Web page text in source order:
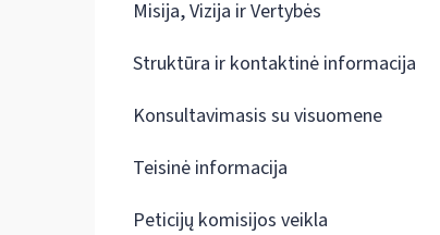
Misija, Vizija ir Vertybės
Struktūra ir kontaktinė informacija
Konsultavimasis su visuomene
Teisinė informacija
Peticijų komisijos veikla